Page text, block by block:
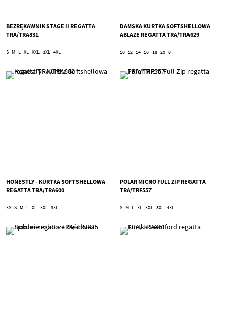
BEZRĘKAWNIK STAGE II REGATTA
TRA/TRA831
S M L XL XXL 3XL 4XL
DAMSKA KURTKA SOFTSHELLOWA
ABLAZE REGATTA TRA/TRA629
10 12 14 16 18 20 8
HONESTLY - KURTKA SOFTSHELLOWA
REGATTA TRA/TRA600
XS S M L XL XXL 3XL
POLAR MICRO FULL ZIP REGATTA
TRA/TRF557
S M L XL XXL 3XL 4XL